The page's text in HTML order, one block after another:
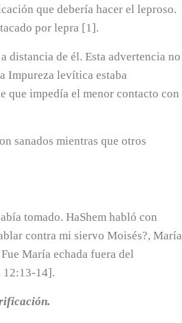
que debería hacer el leproso.
por lepra [1].
distancia de él. Esta advertencia no
Impureza levítica estaba
que impedía el menor contacto con
sanados mientras que otros
tomado. HaShem habló con
contra mi siervo Moisés?, María
María echada fuera del
12:13-14].